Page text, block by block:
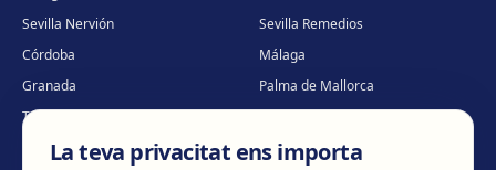
Sevilla Nervión
Sevilla Remedios
Córdoba
Málaga
Granada
Palma de Mallorca
Tenerife
Portugal · Famalicão
Portugal · Guimarães
Clínica virtual*
La teva privacitat ens importa